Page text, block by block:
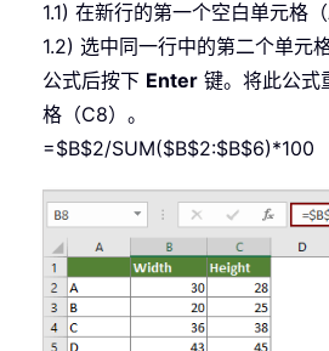
1.1) 在新行的第一个空白单元格
1.2) 选中同一行中的第二个单元
公式后按下 Enter 键。将此公式
格（C8）。
=$B$2/SUM($B$2:$B$6)*100